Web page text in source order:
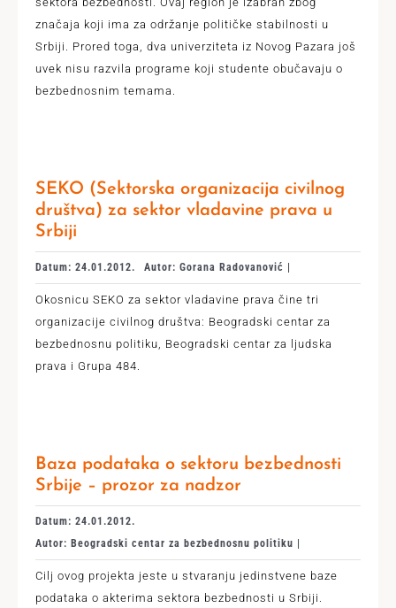
značaja koji ima za održanje političke stabilnosti u
Srbiji. Prored toga, dva univerziteta iz Novog Pazara još
uvek nisu razvila programe koji studente obučavaju o
bezbednosnim temama.
SEKO (Sektorska organizacija civilnog
društva) za sektor vladavine prava u
Srbiji
Datum: 24.01.2012. Autor: Gorana Radovanović |
Okosnicu SEKO za sektor vladavine prava čine tri
organizacije civilnog društva: Beogradski centar za
bezbednosnu politiku, Beogradski centаr za ljudska
prаvа i Grupа 484.
Baza podataka o sektoru bezbednosti
Srbije – prozor za nadzor
Datum: 24.01.2012.
Autor: Beogradski centar za bezbednosnu politiku |
Cilj ovog projekta jeste u stvaranju jedinstvene baze
podataka o akterima sektora bezbednosti u Srbiji.